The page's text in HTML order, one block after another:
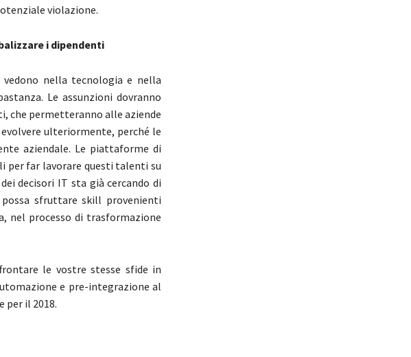
violazione.
i dipendenti
nella tecnologia e nella
Le assunzioni dovranno
che permetteranno alle aziende
ulteriormente, perché le
aziendale. Le piattaforme di
per far lavorare questi talenti su
decisori IT sta già cercando di
sfruttare skill provenienti
nel processo di trasformazione
le vostre stesse sfide in
e pre-integrazione al
il 2018.